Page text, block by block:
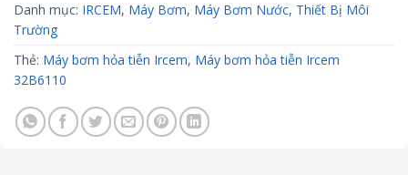
Danh mục: IRCEM, Máy Bơm, Máy Bơm Nước, Thiết Bị Môi
Trường
Thẻ: Máy bơm hỏa tiễn Ircem, Máy bơm hỏa tiễn Ircem
32B6110